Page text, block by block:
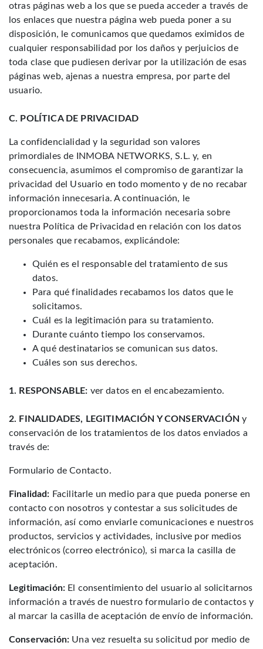
otras páginas web a los que se pueda acceder a través de
los enlaces que nuestra página web pueda poner a su
disposición, le comunicamos que quedamos eximidos de
cualquier responsabilidad por los daños y perjuicios de
toda clase que pudiesen derivar por la utilización de esas
páginas web, ajenas a nuestra empresa, por parte del
usuario.
C. POLÍTICA DE PRIVACIDAD
La confidencialidad y la seguridad son valores
primordiales de INMOBA NETWORKS, S.L. y, en
consecuencia, asumimos el compromiso de garantizar la
privacidad del Usuario en todo momento y de no recabar
información innecesaria. A continuación, le
proporcionamos toda la información necesaria sobre
nuestra Política de Privacidad en relación con los datos
personales que recabamos, explicándole:
Quién es el responsable del tratamiento de sus
datos.
Para qué finalidades recabamos los datos que le
solicitamos.
Cuál es la legitimación para su tratamiento.
Durante cuánto tiempo los conservamos.
A qué destinatarios se comunican sus datos.
Cuáles son sus derechos.
1. RESPONSABLE: ver datos en el encabezamiento.
2. FINALIDADES, LEGITIMACIÓN Y CONSERVACIÓN y
conservación de los tratamientos de los datos enviados a
través de:
Formulario de Contacto.
Finalidad: Facilitarle un medio para que pueda ponerse en
contacto con nosotros y contestar a sus solicitudes de
información, así como enviarle comunicaciones e nuestros
productos, servicios y actividades, inclusive por medios
electrónicos (correo electrónico), si marca la casilla de
aceptación.
Legitimación: El consentimiento del usuario al solicitarnos
información a través de nuestro formulario de contactos y
al marcar la casilla de aceptación de envío de información.
Conservación: Una vez resuelta su solicitud por medio de